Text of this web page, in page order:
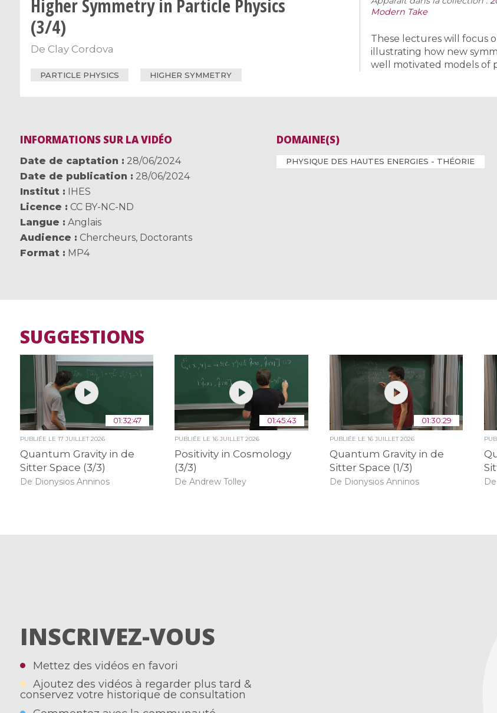
Higher Symmetry in Particle Physics
(3/4)
De Clay Cordova
PARTICLE PHYSICS HIGHER SYMMETRY
Modern Take
These lectures will focus
illustrating how new
well motivated models of
INFORMATIONS SUR LA VIDÉO
Date de captation
28/06/2024
Date de publication
28/06/2024
Institut
IHES
Licence
CC BY-NC-ND
Langue
Anglais
Audience
Chercheurs, Doctorants
Format
MP4
DOMAINE(S)
PHYSIQUE DES HAUTES ENERGIES - THÉORIE
SUGGESTIONS
01:32:47
PUBLIÉE LE 17 JUILLET 2026
Quantum Gravity in de
Sitter Space (3/3)
De Dionysios Anninos
01:45:43
PUBLIÉE LE16 JUILLET 2026
Positivity in Cosmology
(3/3)
De Andrew Tolley
01:30:29
PUBLIÉE LE 16 JUILLET 2026
Quantum Gravity in de
Sitter Space (1/3)
De Dionysios Anninos
INSCRIVEZ-VOUS
Mettez des vidéos en favori
Ajoutez des vidéos à regarder plus tard &
conservez votre historique de consultation